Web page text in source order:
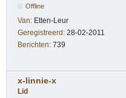
Offline
Van: Etten-Leur
Geregistreerd: 28-02-2011
Berichten: 739
x-linnie-x
Lid